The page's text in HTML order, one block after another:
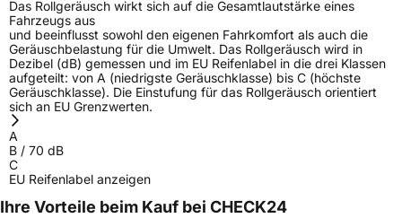
Das Rollgeräusch wirkt sich auf die Gesamtlautstärke eines
Fahrzeugs aus
und beeinflusst sowohl den eigenen Fahrkomfort als auch die
Geräuschbelastung für die Umwelt. Das Rollgeräusch wird in
Dezibel (dB) gemessen und im EU Reifenlabel in die drei Klassen
aufgeteilt: von A (niedrigste Geräuschklasse) bis C (höchste
Geräuschklasse). Die Einstufung für das Rollgeräusch orientiert
sich an EU Grenzwerten.
A
B / 70 dB
C
EU Reifenlabel anzeigen
Ihre Vorteile beim Kauf bei CHECK24